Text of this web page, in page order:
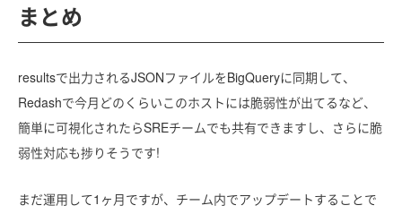
まとめ
resultsで出力されるJSONファイルをBigQueryに同期して、
Redashで今月どのくらいこのホストには脆弱性が出てるなど、
簡単に可視化されたらSREチームでも共有できますし、さらに脆
弱性対応も捗りそうです!
まだ運用して1ヶ月ですが、チーム内でアップデートすることで